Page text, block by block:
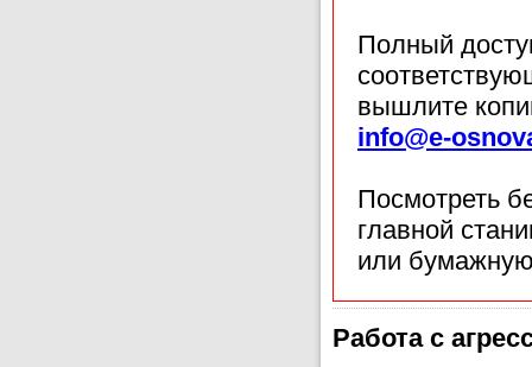
Полный
вышлите
info@e-
Посмотреть
главной
или
Работа с